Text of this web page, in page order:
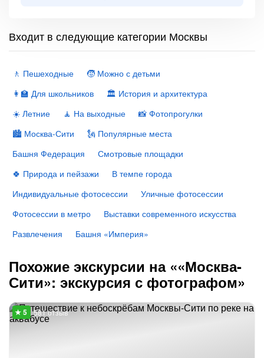
Входит в следующие категории Москвы
🚶 Пешеходные
🧒 Можно с детьми
👩‍🏫 Для школьников
🏛 История и архитектура
☀️ Летние
🧘 На выходные
📸 Фотопрогулки
🏙 Москва-Сити
🗽 Популярные места
Башня Федерация
Смотровые площадки
🍀 Природа и пейзажи
В темпе города
Индивидуальные фотосессии
Уличные фотосессии
Фотосессии в метро
Выставки современного искусства
Развлечения
Башня «Империя»
Похожие экскурсии на ««Москва-
Сити»: экскурсия с фотографом»
581 отзыв